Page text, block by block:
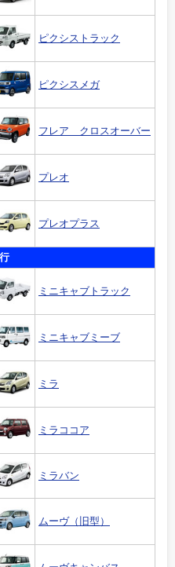
ピクシストラック
ピクシスメガ
フレア クロスオーバー
プレオ
プレオプラス
ミニキャブトラック
ミニキャブミーブ
ミラ
ミラココア
ミラバン
ムーヴ（旧型）